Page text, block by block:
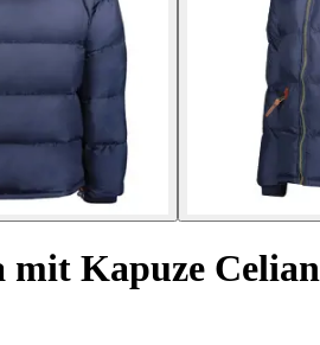
mit Kapuze Celian